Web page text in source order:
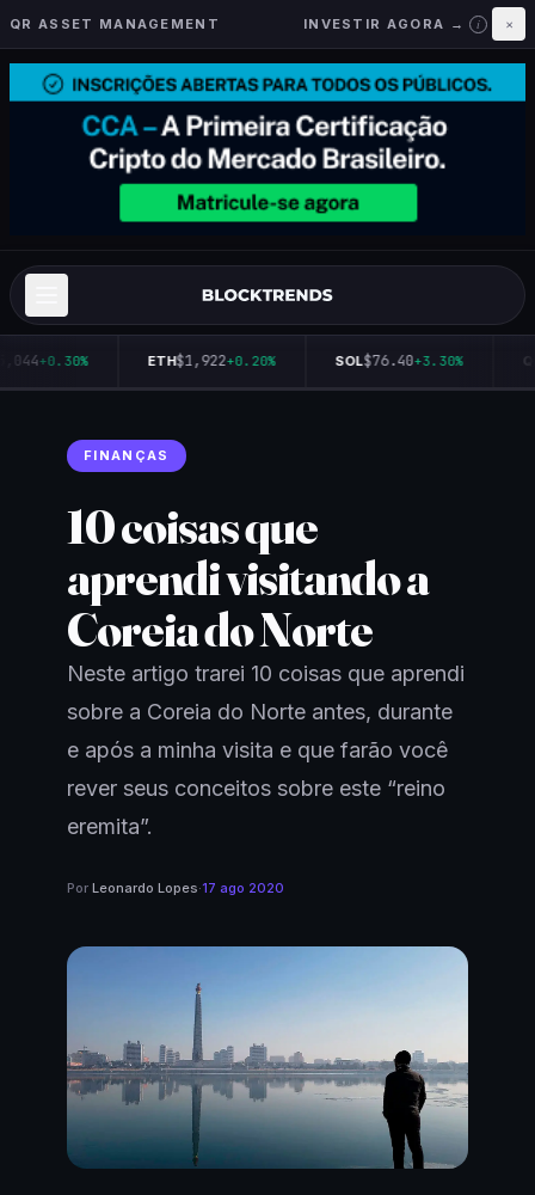
QR ASSET MANAGEMENT INVESTIR AGORA → i ×
+0.30% ETH$1,922+0.20% SOL$76.40+3.30%
FINANÇAS
10 coisas que
aprendi visitando a
Coreia do Norte
Neste artigo trarei 10 coisas que aprendi
sobre a Coreia do Norte antes, durante
e após a minha visita e que farão você
rever seus conceitos sobre este “reino
eremita”.
Por Leonardo Lopes·17 ago 2020